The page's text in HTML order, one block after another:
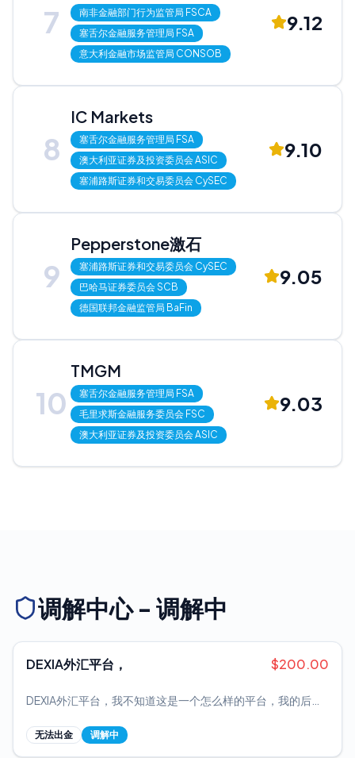
7 南非金融部门行为监管局 FSCA
塞舌尔金融服务管理局 FSA
意大利金融市场监管局 CONSOB
9.12
8
IC Markets
塞舌尔金融服务管理局 FSA
澳大利亚证券及投资委员会ASIC
塞浦路斯证券和交易委员会 CySEC
9.10
9
Pepperstone激石
塞浦路斯证券和交易委员会 CySEC
巴哈马证券委员会SCB
德国联邦金融监管局 BaFin
9.05
10
TMGM
塞舌尔金融服务管理局 FSA
毛里求斯金融服务委员会 FSC
澳大利亚证券及投资委员会ASIC
9.03
调解中心 - 调解中
DEXIA外汇平台， $200.00
DEXIA外汇平台，我不知道这是一个怎么样的平台，我的后台
促进，然后这笔钱到底去哪儿了？我不知道这是平台做的事情
吗？恶心人，然后在这里市场欺骗人 欺骗国人。
无法出金 调解中